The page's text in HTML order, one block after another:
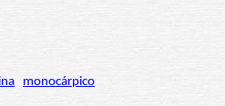
monocárpico